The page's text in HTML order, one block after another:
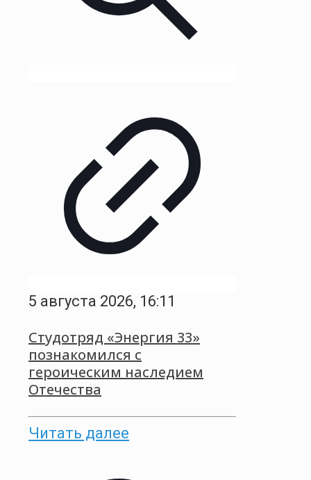
5 августа 2026, 16:11
Студотряд «Энергия 33»
познакомился с
героическим наследием
Отечества
Читать далее